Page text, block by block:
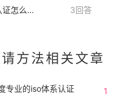
怎么
3回答
方法相关文章
专业的iso体系认证
1